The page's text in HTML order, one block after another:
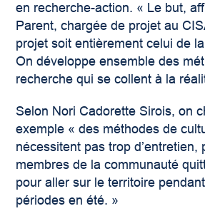
en recherche-action. « Le but,
Parent, chargée de projet au
projet soit entièrement celui de
On développe ensemble des
recherche qui se collent à la
Selon Nori Cadorette Sirois, on
exemple « des méthodes de
nécessitent pas trop d’entretien,
membres de la communauté
pour aller sur le territoire
périodes en été. »